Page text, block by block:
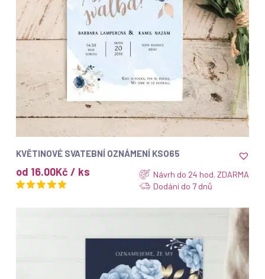
ZOBRAZIT
KVĚTINOVÉ SVATEBNÍ OZNÁMENÍ KSO65
od 16.00Kč / ks
Návrh do 24 hod. ZDARMA
Dodání do 7 dnů